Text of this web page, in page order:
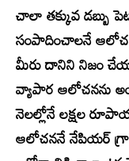
చాలా తక్కువ డబ్బు
సంపాదించాలనే
మీరు దానిని నిజం
వ్యాపార ఆలోచనను
నెలల్లోనే లక్షల
ఆలోచననే నేపియర్